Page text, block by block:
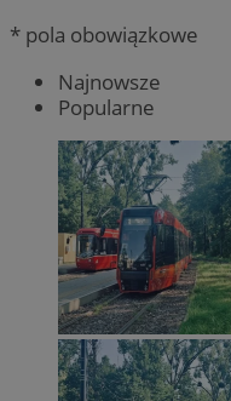
* pola obowiązkowe
Najnowsze
Popularne